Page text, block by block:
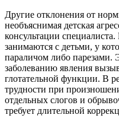
Другие отклонения от
необъяснимая детская
консультации
занимаются с детьми, у
параличом либо парезами.
заболеванию явления
глотательной функции. В
трудности при
отдельных слогов и
требует длительной